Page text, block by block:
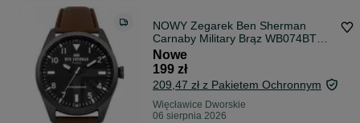
NOWY Zegarek Ben Sherman
Carnaby Military Brąz WB074BT
LONDON
Nowe
199 zł
209,47 zł z Pakietem Ochronnym
Więcławice Dworskie
06 sierpnia 2026